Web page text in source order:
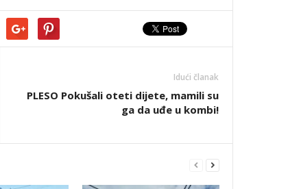
Idući članak
PLESO Pokušali oteti dijete, mamili su
ga da uđe u kombi!